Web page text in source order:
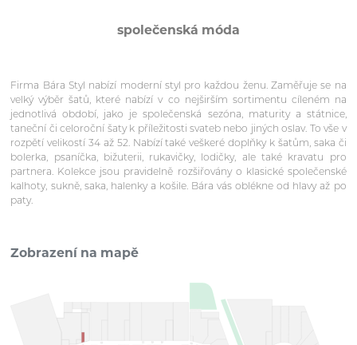
společenská móda
Firma Bára Styl nabízí moderní styl pro každou ženu. Zaměřuje se na
velký výběr šatů, které nabízí v co nejširším sortimentu cíleném na
jednotlivá období, jako je společenská sezóna, maturity a státnice,
taneční či celoroční šaty k příležitosti svateb nebo jiných oslav. To vše v
rozpětí velikostí 34 až 52. Nabízí také veškeré doplňky k šatům, saka či
bolerka, psaníčka, bižuterii, rukavičky, lodičky, ale také kravatu pro
partnera. Kolekce jsou pravidelně rozšiřovány o klasické společenské
kalhoty, sukně, saka, halenky a košile. Bára vás oblékne od hlavy až po
paty.
Zobrazení na mapě